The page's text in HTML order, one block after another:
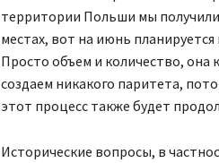
территории Польши мы
местах, вот на июнь
Просто объем и количество, она
создаем никакого паритета,
этот процесс также будет
Исторические вопросы, в